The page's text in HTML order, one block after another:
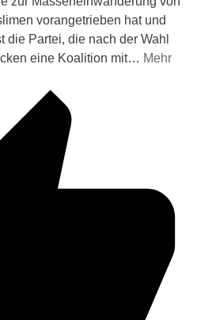
vorangetrieben hat und
die Partei, die nach der Wahl
eine Koalition mit… Mehr